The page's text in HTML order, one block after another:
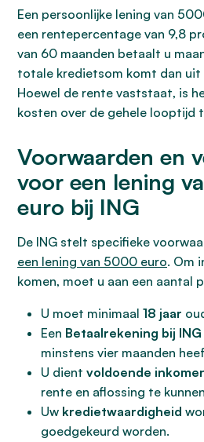
Een persoonlijke lening van
een rentepercentage van 9,8
van 60 maanden betaalt u
totale kredietsom komt dan uit
Hoewel de rente vaststaat, is
kosten over de gehele looptijd
Voorwaarden en
voor een lening
euro bij ING
De ING stelt specifieke
een lening van 5000 euro. Om
komen, moet u aan een aantal
U moet minimaal 18 jaar
Een Betaalrekening bij ING
minstens vier maanden
U dient voldoende
rente en aflossing te
Uw kredietwaardigheid
goedgekeurd worden.